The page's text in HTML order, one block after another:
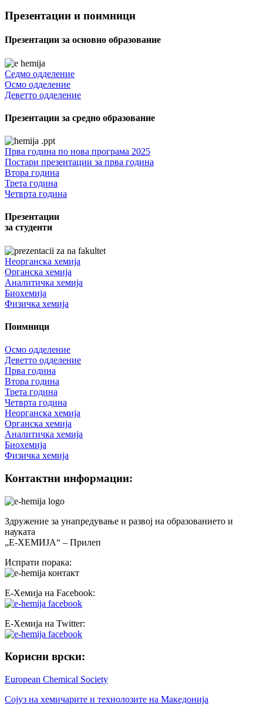
Презентации и поимници
Презентации за основно образование
Седмо одделение
Осмо одделение
Деветто одделение
Презентации за средно образование
Прва година по нова програма 2025
Постари презентации за прва година
Втора година
Трета година
Четврта година
Презентации
за студенти
Неорганска хемија
Органска хемија
Аналитичка хемија
Биохемија
Физичка хемија
Поимници
Осмо одделение
Деветто одделение
Прва година
Втора година
Трета година
Четврта година
Неорганска хемија
Органска хемија
Аналитичка хемија
Биохемија
Физичка хемија
Контактни информации:
Здружение за унапредување и развој на образованието и
науката
„Е-ХЕМИЈА“ – Прилеп
Испрати порака:
Е-Хемија на Facebook:
Е-Хемија на Twitter:
Корисни врски:
European Chemical Society
Сојуз на хемичарите и технолозите на Македонија